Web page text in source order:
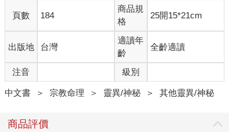
我笑了笑，告訴他：「這是菩薩教給我『超感應力』的奧妙。但
是要使用這種能力，必須是用在無私地幫助他人才可以。」
客人立即從口袋拿出現金要答謝，我立刻拒絕，並回覆他：「舉
手之勞，不足為提。幫忙是應該的。」
「感謝老師。」他很高興地離開了佛堂。
世上修行法門功夫不勝枚舉，其存在的意義與價值，並不僅在它
的外相與目的，最重要的應該是使用當下的立意與原則。倘若用
在違法犯紀，滿足私慾，那麼持有再厲害的法門，只會蠱惑人
心，引發貪婪，並造成動亂，這樣的法門沒有存在的必要！
值，你們同意這樣的理念嗎？
頁數 184
商品規
格
25開15*21cm
出版地 台灣
適讀年
齡
全齡適讀
注音 級別
中文書 ＞ 宗教命理 ＞ 靈異/神秘 ＞ 其他靈異/神秘
商品評價